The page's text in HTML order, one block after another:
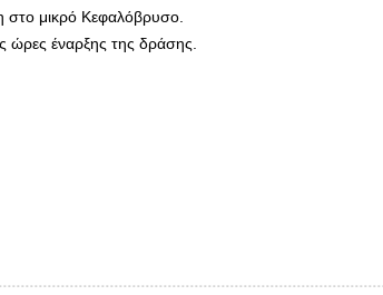
στο μικρό Κεφαλόβρυσο.
ώρες έναρξης της δράσης.